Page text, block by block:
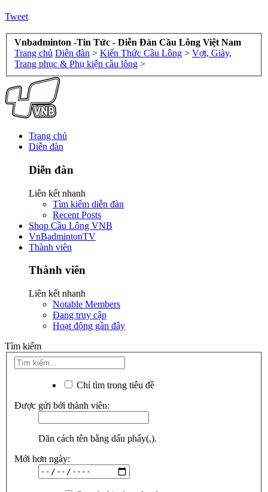
Tweet
Vnbadminton -Tin Tức - Diễn Đàn Cầu Lông Việt Nam
Trang chủ Diễn đàn > Kiến Thức Cầu Lông > Vợt, Giày,
Trang phục & Phụ kiện cầu lông >
Trang chủ
Diễn đàn
Diễn đàn
Liên kết nhanh
Tìm kiếm diễn đàn
Recent Posts
Shop Cầu Lông VNB
VnBadmintonTV
Thành viên
Thành viên
Liên kết nhanh
Notable Members
Đang truy cập
Hoạt động gần đây
Tìm kiếm
Chỉ tìm trong tiêu đề
Được gửi bởi thành viên:
Dãn cách tên bằng dấu phẩy(,).
Mới hơn ngày: